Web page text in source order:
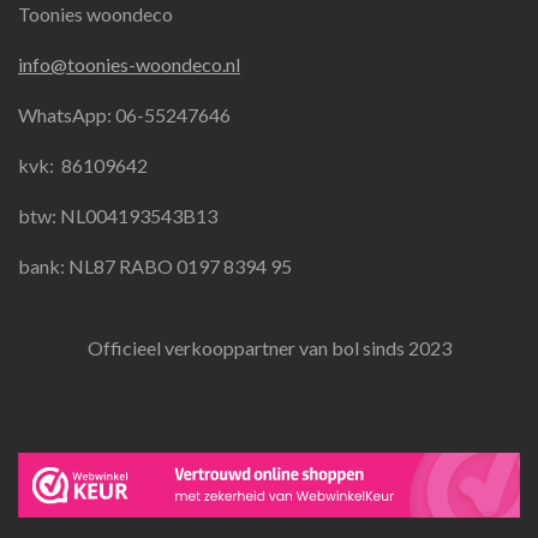
c
b
o
k
s
a
g
a
a
s
A
Toonies woondeco
info@toonies-woondeco.nl
WhatsApp: 06-55247646
kvk: 86109642
btw: NL004193543B13
bank: NL87 RABO 0197 8394 95
Officieel verkooppartner van bol sinds 2023